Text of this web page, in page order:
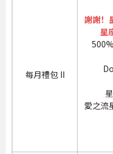
每月禮包 II
謝謝！
星
愛之流